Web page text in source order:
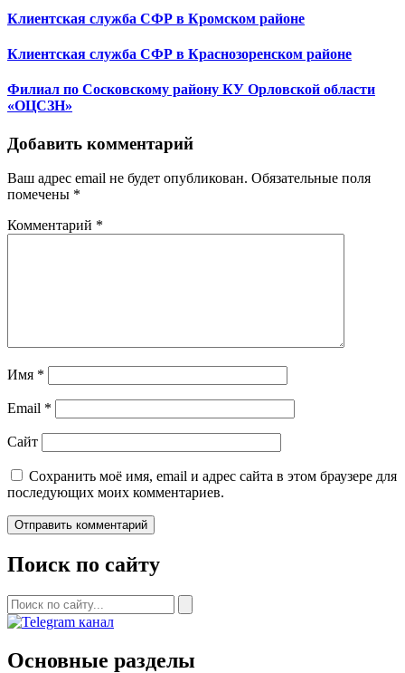
Клиентская служба СФР в Кромском районе
Клиентская служба СФР в Краснозоренском районе
Филиал по Сосковскому району КУ Орловской области
«ОЦСЗН»
Добавить комментарий
Ваш адрес email не будет опубликован. Обязательные поля
помечены *
Комментарий *
Имя *
Email *
Сайт
Сохранить моё имя, email и адрес сайта в этом браузере для
последующих моих комментариев.
Поиск по сайту
Основные разделы